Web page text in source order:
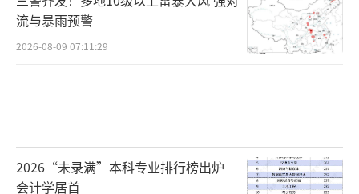
流与暴雨预警
2026-08-09 07:11:29
2026“未录满”本科专业排行榜出炉
会计学居首